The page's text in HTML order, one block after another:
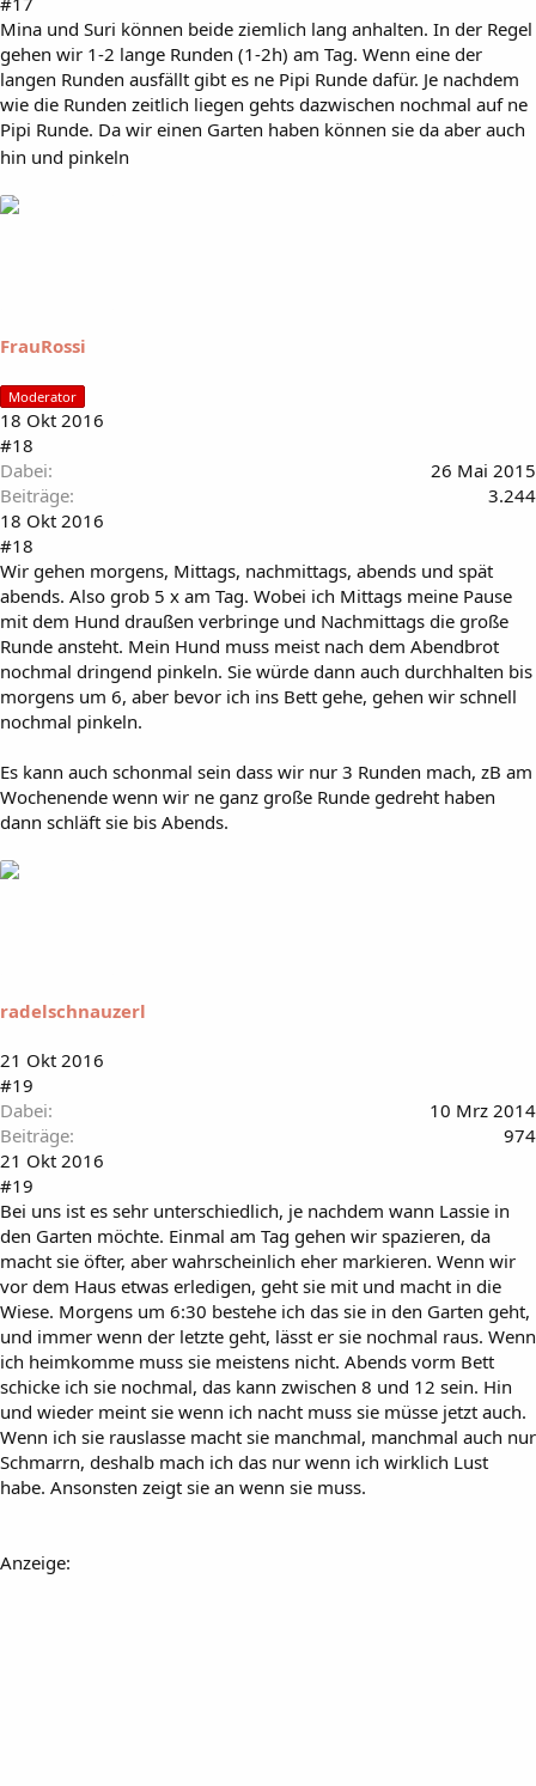
Mina und Suri können beide ziemlich lang anhalten. In der Regel
gehen wir 1-2 lange Runden (1-2h) am Tag. Wenn eine der
langen Runden ausfällt gibt es ne Pipi Runde dafür. Je nachdem
wie die Runden zeitlich liegen gehts dazwischen nochmal auf ne
Pipi Runde. Da wir einen Garten haben können sie da aber auch
hin und pinkeln
FrauRossi
Moderator
18 Okt 2016
#18
Dabei
26 Mai 2015
Beiträge
3.244
18 Okt 2016
#18
Wir gehen morgens, Mittags, nachmittags, abends und spät
abends. Also grob 5 x am Tag. Wobei ich Mittags meine Pause
mit dem Hund draußen verbringe und Nachmittags die große
Runde ansteht. Mein Hund muss meist nach dem Abendbrot
nochmal dringend pinkeln. Sie würde dann auch durchhalten bis
morgens um 6, aber bevor ich ins Bett gehe, gehen wir schnell
nochmal pinkeln.
Es kann auch schonmal sein dass wir nur 3 Runden mach, zB am
Wochenende wenn wir ne ganz große Runde gedreht haben
dann schläft sie bis Abends.
radelschnauzerl
21 Okt 2016
#19
Dabei
10 Mrz 2014
Beiträge
974
21 Okt 2016
#19
Bei uns ist es sehr unterschiedlich, je nachdem wann Lassie in
den Garten möchte. Einmal am Tag gehen wir spazieren, da
macht sie öfter, aber wahrscheinlich eher markieren. Wenn wir
vor dem Haus etwas erledigen, geht sie mit und macht in die
Wiese. Morgens um 6:30 bestehe ich das sie in den Garten geht,
und immer wenn der letzte geht, lässt er sie nochmal raus. Wenn
ich heimkomme muss sie meistens nicht. Abends vorm Bett
schicke ich sie nochmal, das kann zwischen 8 und 12 sein. Hin
und wieder meint sie wenn ich nacht muss sie müsse jetzt auch.
Wenn ich sie rauslasse macht sie manchmal, manchmal auch nur
Schmarrn, deshalb mach ich das nur wenn ich wirklich Lust
habe. Ansonsten zeigt sie an wenn sie muss.
Anzeige: